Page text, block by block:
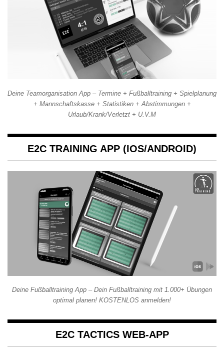
Deine Teamorganisation App – Termine + Fußballtraining + Spielplanung
+ Mannschaftskasse + Statistiken + Abstimmungen +
Urlaub/Krank/Verletzt + U.V.M
E2C TRAINING APP (IOS/ANDROID)
Deine Fußballtraining App – Dein Fußballtraining mit 1.000+ Übungen
optimal planen! KOSTENLOS anmelden!
E2C TACTICS WEB-APP